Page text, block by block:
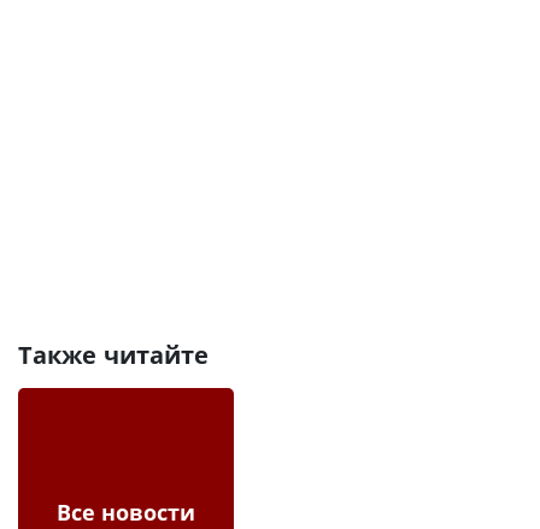
Также читайте
Все новости